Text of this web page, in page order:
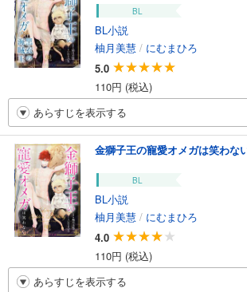
BL
BL小説
柚月美慧 / にむまひろ
5.0
110円 (税込)
あらすじを表示する
金獅子王の寵愛オメガは笑わな
BL
BL小説
柚月美慧 / にむまひろ
4.0
110円 (税込)
あらすじを表示する